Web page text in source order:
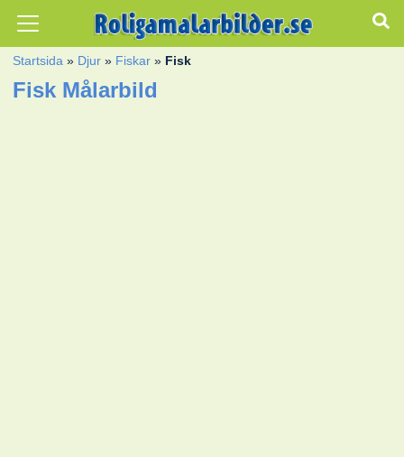
Startsida » Djur » Fiskar » Fisk
Fisk Målarbild